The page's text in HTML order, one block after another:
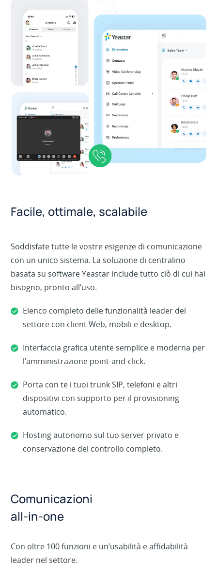
Facile, ottimale, scalabile
Soddisfate tutte le vostre esigenze di comunicazione
con un unico sistema. La soluzione di centralino
basata su software Yeastar include tutto ciò di cui hai
bisogno, pronto all’uso.
Elenco completo delle funzionalità leader del
settore con client Web, mobili e desktop.
Interfaccia grafica utente semplice e moderna per
l’amministrazione point-and-click.
Porta con te i tuoi trunk SIP, telefoni e altri
dispositivi con supporto per il provisioning
automatico.
Hosting autonomo sul tuo server privato e
conservazione del controllo completo.
Comunicazioni
all-in-one
Con oltre 100 funzioni e un’usabilità e affidabilità
leader nel settore.